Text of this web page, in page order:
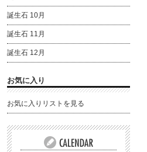
誕生石 10月
誕生石 11月
誕生石 12月
お気に入り
お気に入りリストを見る